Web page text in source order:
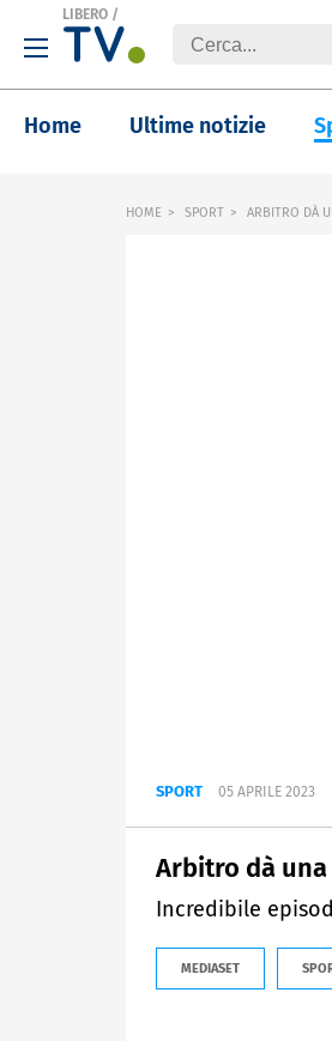
LIBERO /
Home Ultime notizie
HOME SPORT ARBITRO DÀ
SPORT 05 APRILE 2023
Arbitro dà
Incredibile
MEDIASET